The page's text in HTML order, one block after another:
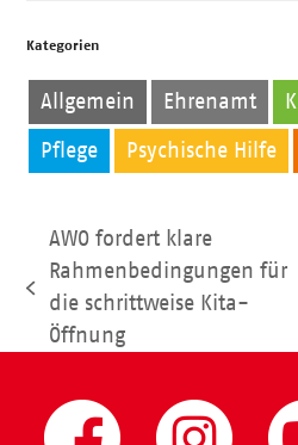
Kategorien
Allgemein Ehrenamt
Pflege Psychische Hilfe
vorheriger
Beitrag:
AWO fordert klare
Rahmenbedingungen für
die schrittweise Kita-
Öffnung